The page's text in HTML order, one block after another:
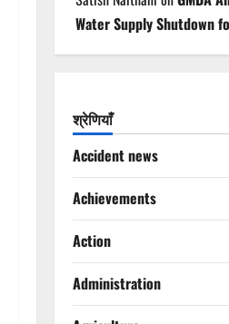
Water Supply Shutdown
श्रेणियाँ
Accident news
Achievements
Action
Administration